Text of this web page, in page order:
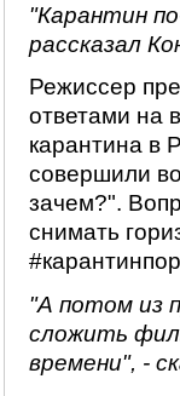
"Карантин
рассказал
Режиссер
ответами на
карантина в
совершили
зачем?".
снимать
"А потом из
сложить
времени", -